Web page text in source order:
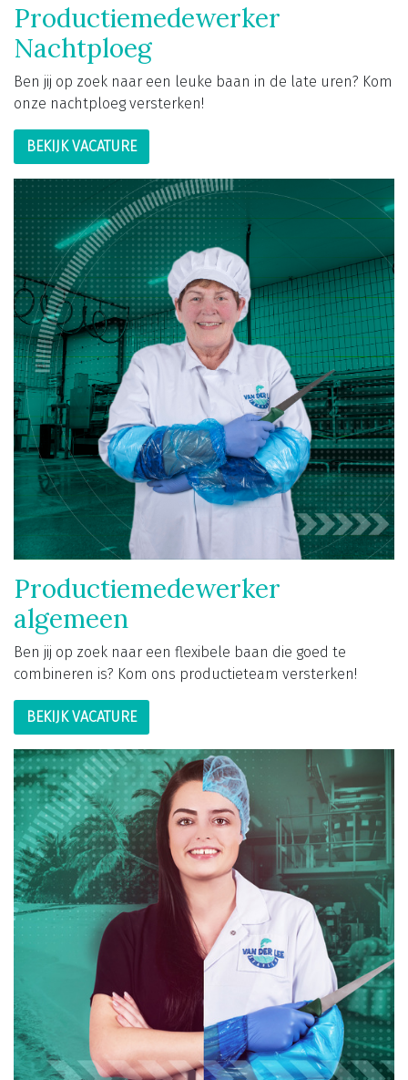
Productiemedewerker
Nachtploeg
Ben jij op zoek naar een leuke baan in de late uren? Kom
onze nachtploeg versterken!
BEKIJK VACATURE
Productiemedewerker
algemeen
Ben jij op zoek naar een flexibele baan die goed te
combineren is? Kom ons productieteam versterken!
BEKIJK VACATURE